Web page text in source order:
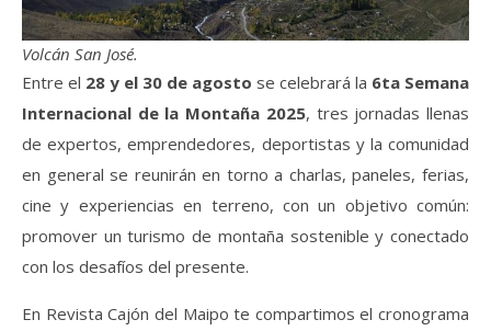
Volcán San José.
Entre el 28 y el 30 de agosto se celebrará la 6ta Semana
Internacional de la Montaña 2025, tres jornadas llenas
de expertos, emprendedores, deportistas y la comunidad
en general se reunirán en torno a charlas, paneles, ferias,
cine y experiencias en terreno, con un objetivo común:
promover un turismo de montaña sostenible y conectado
con los desafíos del presente.
En Revista Cajón del Maipo te compartimos el cronograma